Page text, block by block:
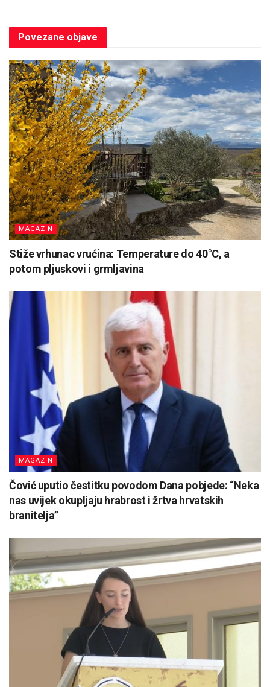
Povezane objave
MAGAZIN
Stiže vrhunac vrućina: Temperature do 40°C, a
potom pljuskovi i grmljavina
MAGAZIN
Čović uputio čestitku povodom Dana pobjede: “Neka
nas uvijek okupljaju hrabrost i žrtva hrvatskih
branitelja”